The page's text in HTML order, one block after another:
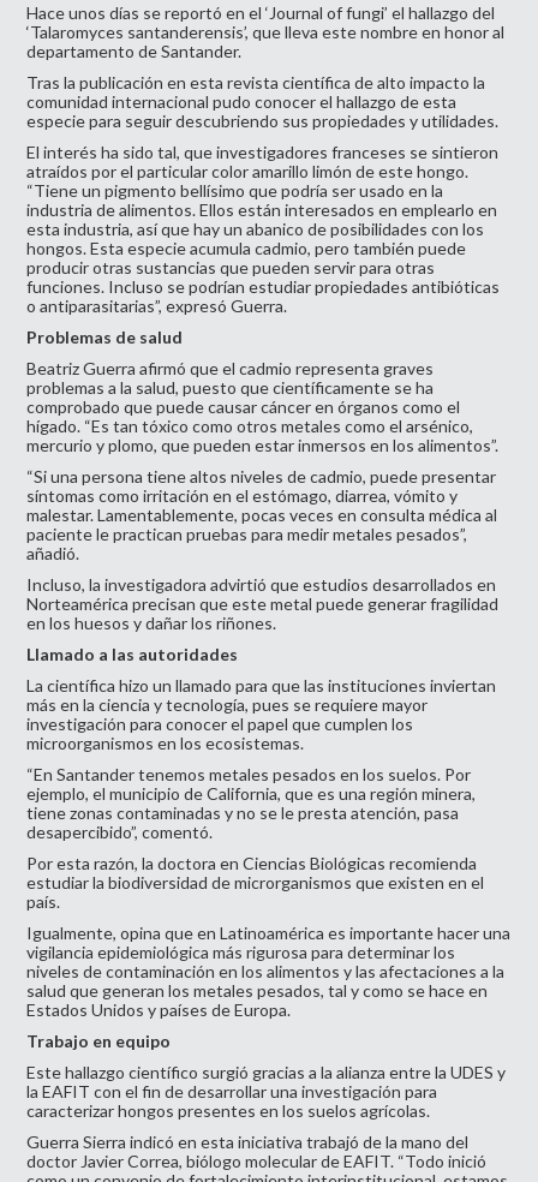
Hace unos días se reportó en el ‘Journal of fungi’ el hallazgo del
‘Talaromyces santanderensis’, que lleva este nombre en honor al
departamento de Santander.
Tras la publicación en esta revista científica de alto impacto la
comunidad internacional pudo conocer el hallazgo de esta
especie para seguir descubriendo sus propiedades y utilidades.
El interés ha sido tal, que investigadores franceses se sintieron
atraídos por el particular color amarillo limón de este hongo.
“Tiene un pigmento bellísimo que podría ser usado en la
industria de alimentos. Ellos están interesados en emplearlo en
esta industria, así que hay un abanico de posibilidades con los
hongos. Esta especie acumula cadmio, pero también puede
producir otras sustancias que pueden servir para otras
funciones. Incluso se podrían estudiar propiedades antibióticas
o antiparasitarias”, expresó Guerra.
Problemas de salud
Beatriz Guerra afirmó que el cadmio representa graves
problemas a la salud, puesto que científicamente se ha
comprobado que puede causar cáncer en órganos como el
hígado. “Es tan tóxico como otros metales como el arsénico,
mercurio y plomo, que pueden estar inmersos en los alimentos”.
“Si una persona tiene altos niveles de cadmio, puede presentar
síntomas como irritación en el estómago, diarrea, vómito y
malestar. Lamentablemente, pocas veces en consulta médica al
paciente le practican pruebas para medir metales pesados”,
añadió.
Incluso, la investigadora advirtió que estudios desarrollados en
Norteamérica precisan que este metal puede generar fragilidad
en los huesos y dañar los riñones.
Llamado a las autoridades
La científica hizo un llamado para que las instituciones inviertan
más en la ciencia y tecnología, pues se requiere mayor
investigación para conocer el papel que cumplen los
microorganismos en los ecosistemas.
“En Santander tenemos metales pesados en los suelos. Por
ejemplo, el municipio de California, que es una región minera,
tiene zonas contaminadas y no se le presta atención, pasa
desapercibido”, comentó.
Por esta razón, la doctora en Ciencias Biológicas recomienda
estudiar la biodiversidad de microrganismos que existen en el
país.
Igualmente, opina que en Latinoamérica es importante hacer una
vigilancia epidemiológica más rigurosa para determinar los
niveles de contaminación en los alimentos y las afectaciones a la
salud que generan los metales pesados, tal y como se hace en
Estados Unidos y países de Europa.
Trabajo en equipo
Este hallazgo científico surgió gracias a la alianza entre la UDES y
la EAFIT con el fin de desarrollar una investigación para
caracterizar hongos presentes en los suelos agrícolas.
Guerra Sierra indicó en esta iniciativa trabajó de la mano del
doctor Javier Correa, biólogo molecular de EAFIT. “Todo inició